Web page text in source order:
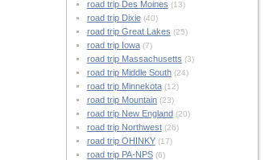
road trip Des Moines (13)
road trip Dixie(40)
road trip Great Lakes (25)
road trip Iowa(7)
road trip Massachusetts (3)
road trip Middle South(24)
road trip Minnekota(12)
road trip Mountain(23)
road trip New England (20)
road trip Northwest(26)
road trip OHINKY(17)
road trip PA-NPS(6)